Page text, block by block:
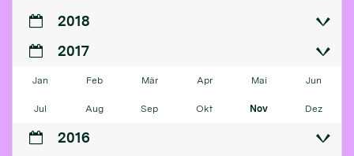
2018
2017
Jan Feb Mär Apr Mai Jun
Jul Aug Sep Okt Nov Dez
2016